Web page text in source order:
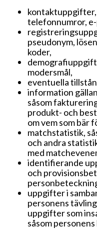
kontaktuppgifter,
telefonnumror,
pseudonym,
koder,
modersmål,
eventuella
information
såsom
produkt- och
om vem som bär
matchstatistik,
och andra
med
identifierande
och
uppgifter i
personens
uppgifter som
såsom personens